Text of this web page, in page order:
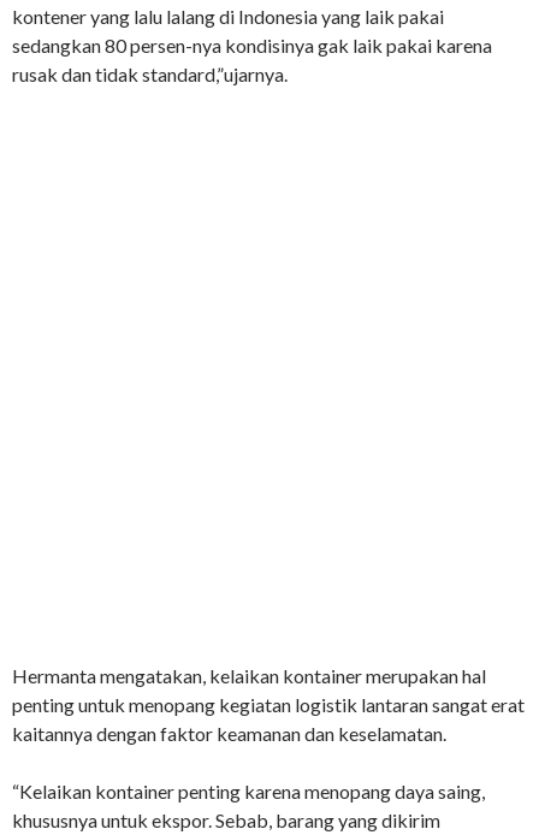
kontener yang lalu lalang di Indonesia yang laik pakai
sedangkan 80 persen-nya kondisinya gak laik pakai karena
rusak dan tidak standard,”ujarnya.
Hermanta mengatakan, kelaikan kontainer merupakan hal
penting untuk menopang kegiatan logistik lantaran sangat erat
kaitannya dengan faktor keamanan dan keselamatan.
“Kelaikan kontainer penting karena menopang daya saing,
khususnya untuk ekspor. Sebab, barang yang dikirim